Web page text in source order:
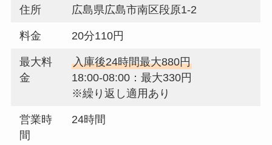
住所 広島県広島市南区段原1-2
料金 20分110円
最大料
金
入庫後24時間最大880円
18:00-08:00：最大330円
※繰り返し適用あり
営業時
間
24時間